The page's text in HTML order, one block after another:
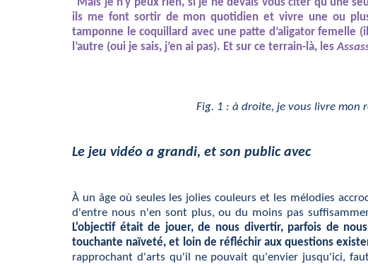
"Mais je n'y peux rien, si je ne devais vous citer qu'une
ils me font sortir de mon quotidien et vivre une ou
tamponne le coquillard avec une patte d’aligator femelle
l’autre (oui je sais, j’en ai pas). Et sur ce terrain-là, les
Fig. 1 : à droite, je vous livre mon
Le jeu vidéo a grandi, et son public avec
À un âge où seules les jolies couleurs et les mélodies
d'entre nous n'en sont plus, ou du moins pas
L'objectif était de jouer, de nous divertir, parfois de
touchante naïveté, et loin de réfléchir aux questions
rapprochant d'arts qu'il ne pouvait qu'envier jusqu'ici,